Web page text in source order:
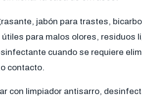
jabón para trastes,
para malos olores, residuos
cuando se requiere
contacto.
con limpiador antisarro,